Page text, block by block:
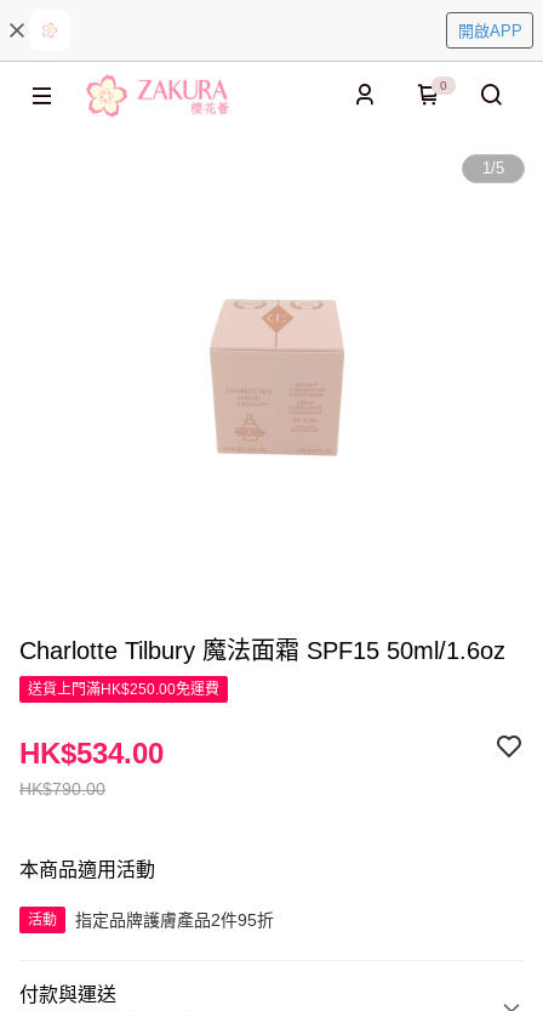
開啟APP
0
1/5
Charlotte Tilbury 魔法面霜 SPF15 50ml/1.6oz
送貨上門滿HK$250.00免運費
HK$790.00
HK$534.00
本商品適用活動
活動 指定品牌護膚產品2件95折
付款與運送